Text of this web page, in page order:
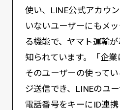
使い、LINE公式アカウ
いないユーザーにもメ
る機能で、ヤマト運輸
知られています。「企業
そのユーザーの使って
ジ送信でき、LINEのユ
電話番号をキーにID連